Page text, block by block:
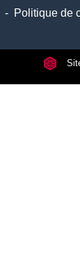
- Politique de